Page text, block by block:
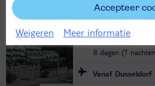
TUI classificatie
Griekenland Lefkas Perigiali
Di 22 sep 2026
8 dagen (7
Vanaf Dusseldorf
Accepteer
Weigeren Meer informatie